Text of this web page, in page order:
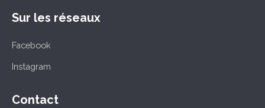
Sur les réseaux
Facebook
Instagram
Contact